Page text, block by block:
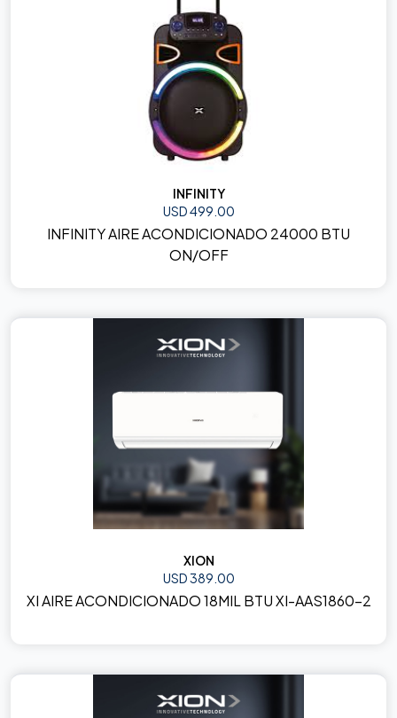
INFINITY
USD 499.00
INFINITY AIRE ACONDICIONADO 24000 BTU
ON/OFF
XION
USD 389.00
XI AIRE ACONDICIONADO 18MIL BTU XI-AAS1860-2